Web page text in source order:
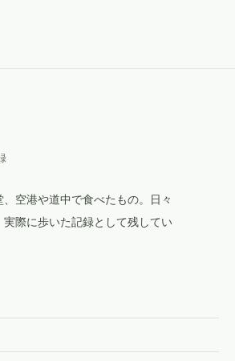
空港や道中で食べたもの。日々
際に歩いた記録として残してい